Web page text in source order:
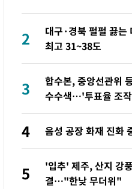
2
대구·경북 펄펄 끓
최고 31~38도
3
합수본, 중앙선관위
수수색…'투표율 조
4 음성 공장 화재 진화
5
'입추' 제주, 산지 강
결…"한낮 무더위"